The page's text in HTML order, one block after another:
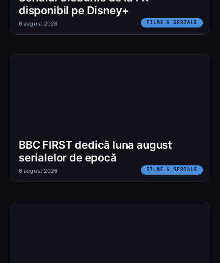
disponibil pe Disney+
FILME & SERIALE
6 august 2026
BBC FIRST dedică luna august
serialelor de epocă
FILME & SERIALE
6 august 2026